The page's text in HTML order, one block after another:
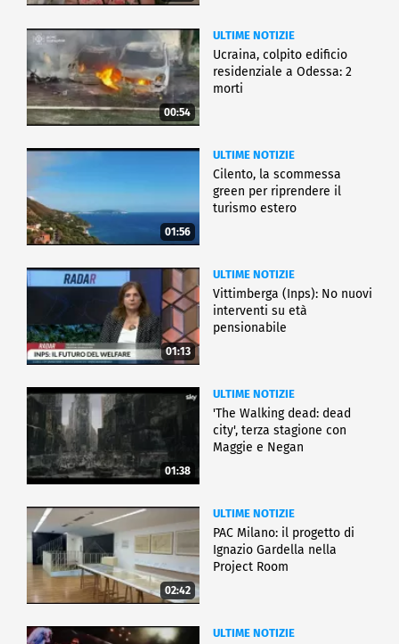
00:54
ULTIME NOTIZIE
Ucraina, colpito edificio
residenziale a Odessa: 2
morti
01:56
ULTIME NOTIZIE
Cilento, la scommessa
green per riprendere il
turismo estero
01:13
ULTIME NOTIZIE
Vittimberga (Inps): No nuovi
interventi su età
pensionabile
01:38
ULTIME NOTIZIE
'The Walking dead: dead
city', terza stagione con
Maggie e Negan
02:42
ULTIME NOTIZIE
PAC Milano: il progetto di
Ignazio Gardella nella
Project Room
ULTIME NOTIZIE